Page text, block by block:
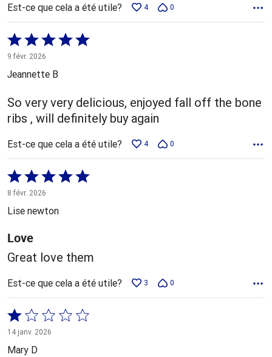
Est-ce que cela a été utile? 4 0
Coté
5 sur
5
9 févr. 2026
Jeannette B
So very very delicious, enjoyed fall off the bone
ribs , will definitely buy again
Est-ce que cela a été utile? 4 0
Coté
5 sur
5
8 févr. 2026
Lise newton
Love
Great love them
Est-ce que cela a été utile? 3 0
Coté
1 sur
5
14 janv. 2026
Mary D